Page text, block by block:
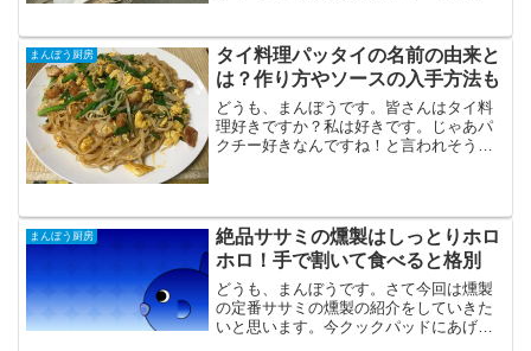
のですが、やっぱりおいしいパン屋さん
の基準といえばフランスパ...
まんぼう厨房
タイ料理パッタイの名前の由来と
は？作り方やソースの入手方法も
どうも、まんぼうです。皆さんはタイ料
理好きですか？私は好きです。じゃあパ
クチー好きなんですね！と言われそうで
クンではなくパッタイにつ...
まんぼう厨房
絶品ササミの燻製はしっとりホロ
ホロ！手で割いて食べると格別
どうも、まんぼうです。さて今回は燻製
の定番ササミの燻製の紹介をしていきた
いと思います。今クックパッドにあげて